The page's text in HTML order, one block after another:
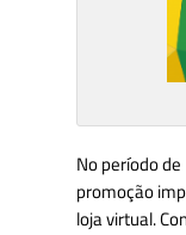
No período de
promoção
loja virtual.